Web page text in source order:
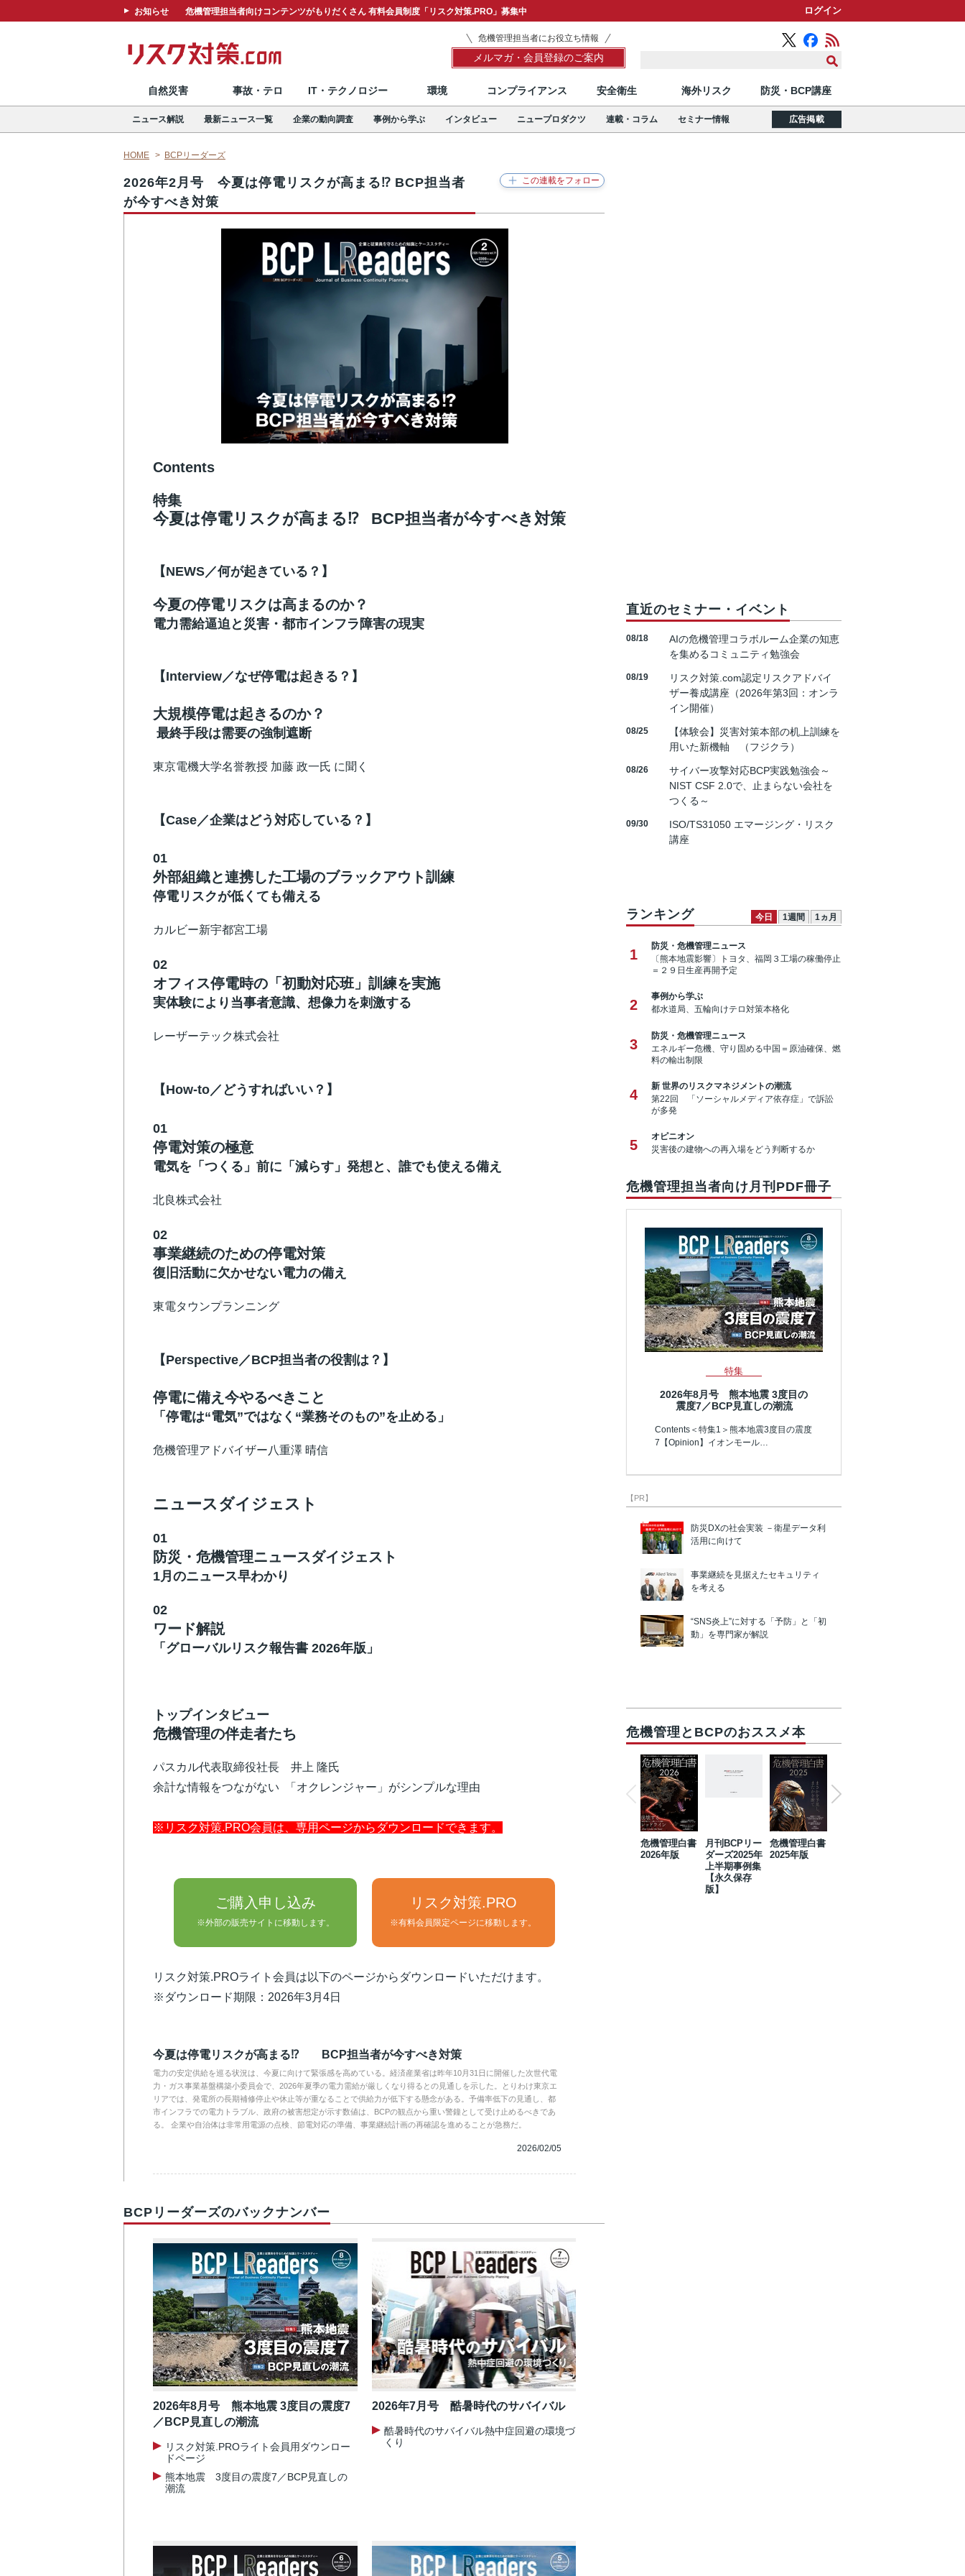
お知らせ 危機管理担当者向けコンテンツがもりだくさん 有料会員制度「リスク対策.PRO」募集中 ログイン
危機管理担当者にお役立ち情報
メルマガ・会員登録のご案内
自然災害 事故・テロ IT・テクノロジー 環境 コンプライアンス 安全衛生 海外リスク 防災・BCP講座
ニュース解説 最新ニュース一覧 企業の動向調査 事例から学ぶ インタビュー ニュープロダクツ 連載・コラム セミナー情報 広告掲載
HOME BCPリーダーズ
2026年2月号 今夏は停電リスクが高まる⁉ BCP担当者
が今すべき対策
Contents
特集
今夏は停電リスクが高まる⁉ BCP担当者が今すべき対策
【NEWS／何が起きている？】
今夏の停電リスクは高まるのか？
電力需給逼迫と災害・都市インフラ障害の現実
【Interview／なぜ停電は起きる？】
大規模停電は起きるのか？
最終手段は需要の強制遮断
東京電機大学名誉教授 加藤 政一氏 に聞く
【Case／企業はどう対応している？】
01
外部組織と連携した工場のブラックアウト訓練
停電リスクが低くても備える
カルビー新宇都宮工場
02
オフィス停電時の「初動対応班」訓練を実施
実体験により当事者意識、想像力を刺激する
レーザーテック株式会社
【How-to／どうすればいい？】
01
停電対策の極意
電気を「つくる」前に「減らす」発想と、誰でも使える備え
北良株式会社
02
事業継続のための停電対策
復旧活動に欠かせない電力の備え
東電タウンプランニング
【Perspective／BCP担当者の役割は？】
停電に備え今やるべきこと
「停電は“電気”ではなく“業務そのもの”を止める」
危機管理アドバイザー八重澤 晴信
ニュースダイジェスト
01
防災・危機管理ニュースダイジェスト
1月のニュース早わかり
02
ワード解説
「グローバルリスク報告書 2026年版」
トップインタビュー
危機管理の伴走者たち
パスカル代表取締役社長 井上 隆氏
余計な情報をつながない 「オクレンジャー」がシンプルな理由
※リスク対策.PRO会員は、専用ページからダウンロードできます。
ご購入申し込み
※外部の販売サイトに移動します。
リスク対策.PRO
※有料会員限定ページに移動します。
リスク対策.PROライト会員は以下のページからダウンロードいただけます。
※ダウンロード期限：2026年3月4日
今夏は停電リスクが高まる⁉ BCP担当者が今すべき対策
電力の安定供給を巡る状況は、今夏に向けて緊張感を高めている。経済産業省は昨年10月31日に開催した次世代電
力・ガス事業基盤構築小委員会で、2026年夏季の電力需給が厳しくなり得るとの見通しを示した。とりわけ東京エ
リアでは、発電所の長期補修停止や休止等が重なることで供給力が低下する懸念がある。予備率低下の見通し、都
市インフラでの電力トラブル、政府の被害想定が示す数値は、BCPの観点から重い警鐘として受け止めるべきであ
る。 企業や自治体は非常用電源の点検、節電対応の準備、事業継続計画の再確認を進めることが急務だ。
2026/02/05
BCPリーダーズのバックナンバー
2026年8月号 熊本地震 3度目の震度7
／BCP見直しの潮流
リスク対策.PROライト会員用ダウンロー
ドページ
熊本地震 3度目の震度7／BCP見直しの
潮流
2026年7月号 酷暑時代のサバイバル
酷暑時代のサバイバル熱中症回避の環境づ
くり
直近のセミナー・イベント
08/18
AIの危機管理コラボルーム企業の知恵
を集めるコミュニティ勉強会
08/19
リスク対策.com認定リスクアドバイ
ザー養成講座（2026年第3回：オンラ
イン開催）
08/25
【体験会】災害対策本部の机上訓練を
用いた新機軸 （フジクラ）
08/26
サイバー攻撃対応BCP実践勉強会～
NIST CSF 2.0で、止まらない会社を
つくる～
09/30
ISO/TS31050 エマージング・リスク
講座
ランキング 今日 1週間 1ヵ月
1
防災・危機管理ニュース
〔熊本地震影響〕トヨタ、福岡３工場の稼働停止
＝２９日生産再開予定
2
事例から学ぶ
都水道局、五輪向けテロ対策本格化
3
防災・危機管理ニュース
エネルギー危機、守り固める中国＝原油確保、燃
料の輸出制限
4
新 世界のリスクマネジメントの潮流
第22回 「ソーシャルメディア依存症」で訴訟
が多発
5
オピニオン
災害後の建物への再入場をどう判断するか
危機管理担当者向け月刊PDF冊子
特集
2026年8月号 熊本地震 3度目の
震度7／BCP見直しの潮流
Contents＜特集1＞熊本地震3度目の震度
7【Opinion】イオンモール…
【PR】
防災DXの社会実装 －衛星データ利
活用に向けて
事業継続を見据えたセキュリティ
を考える
“SNS炎上”に対する「予防」と「初
動」を専門家が解説
危機管理とBCPのおススメ本
危機管理白書
2026年版
月刊BCPリー
ダーズ2025年
上半期事例集
【永久保存
版】
危機管理白書
2025年版